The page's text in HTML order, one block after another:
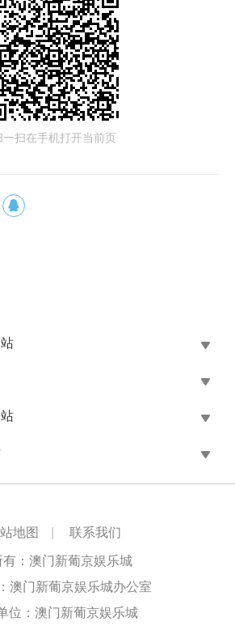
一扫在手机打开当前页
地图 |
联系我们
：澳门新葡京娱乐城
澳门新葡京娱乐城办公室
位：澳门新葡京娱乐城